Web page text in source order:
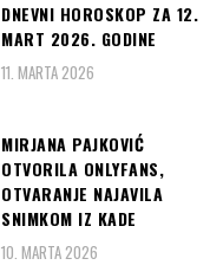
DNEVNI HOROSKOP ZA 12.
MART 2026. GODINE
11. MARTA 2026
MIRJANA PAJKOVIĆ
OTVORILA ONLYFANS,
OTVARANJE NAJAVILA
SNIMKOM IZ KADE
10. MARTA 2026